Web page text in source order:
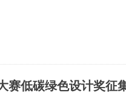
赛低碳绿色设计奖征